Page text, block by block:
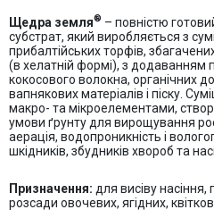
Щедра земля® – повністю
субстрат, який виробляється з
прибалтійських торфів,
(в хелатній формі), з додаванням
кокосового волокна, органічних
вапнякових матеріалів і піску.
макро- та мікроелементами,
умови ґрунту для вирощування
аерація, водопроникність і
шкідників, збудників хвороб та
Призначення: для висіву
розсади овочевих, ягідних,